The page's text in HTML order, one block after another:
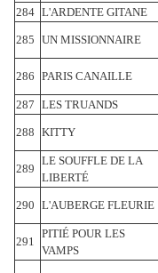
284 L'ARDENTE GITANE
285 UN MISSIONNAIRE
286 PARIS CANAILLE
287 LES TRUANDS
288 KITTY
289
LE SOUFFLE DE LA
LIBERTÉ
290 L'AUBERGE FLEURIE
291
PITIÉ POUR LES
VAMPS